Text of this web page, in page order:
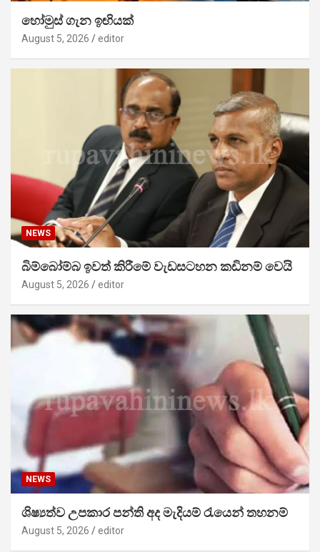
හෝමුස් ගැන ඉඟියක්
August 5, 2026 editor
NEWS
බිම්බෝම්බ ඉවත් කිරීමේ වැඩසටහන කඩිනම් වෙයි
August 5, 2026 editor
NEWS
ශිෂ්‍යත්ව උපකාර පන්ති අද මැදියම් රැයෙන් තහනම්
August 5, 2026 editor